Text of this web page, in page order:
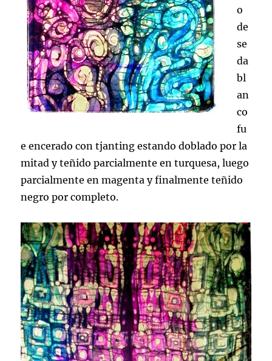
o
de
se
da
bl
an
co
fu
e encerado con tjanting estando doblado por la
mitad y teñido parcialmente en turquesa, luego
parcialmente en magenta y finalmente teñido
negro por completo.